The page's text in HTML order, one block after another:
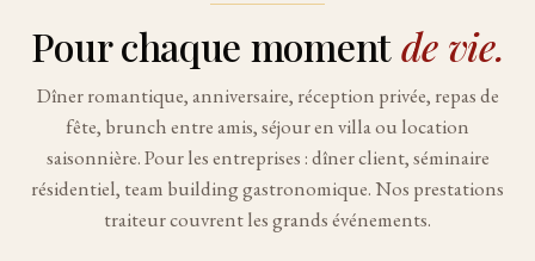
Pour chaque momentde vie.
Dîner romantique, anniversaire, réception privée, repas de
fête, brunch entre amis, séjour en villa ou location
saisonnière. Pour les entreprises : dîner client, séminaire
résidentiel, team building gastronomique. Nos prestations
traiteurcouvrent les grands événements.